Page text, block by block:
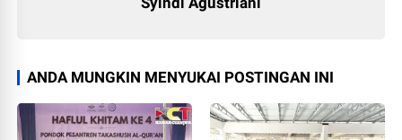
ANDA MUNGKIN MENYUKAI POSTINGAN INI